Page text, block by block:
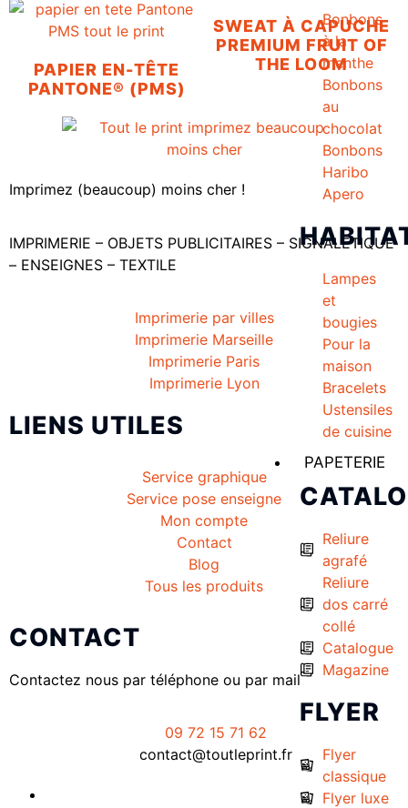
Bonbons
à la
menthe
Bonbons
au
chocolat
Bonbons
Haribo
Apero
Lampes
et
bougies
Pour la
maison
Bracelets
Ustensiles
de cuisine
PAPETERIE
Reliure
agrafé
Reliure
dos carré
collé
Catalogue
Magazine
FLYER
Flyer
classique
Flyer luxe
PAPIER EN-TÊTE
PANTONE® (PMS)
SWEAT À CAPUCHE
PREMIUM FRUIT OF
THE LOOM
Imprimez (beaucoup) moins cher !
IMPRIMERIE – OBJETS PUBLICITAIRES – SIGNALETIQUE
– ENSEIGNES – TEXTILE
Imprimerie par villes
Imprimerie Marseille
Imprimerie Paris
Imprimerie Lyon
LIENS UTILES
Service graphique
Service pose enseigne
Mon compte
Contact
Blog
Tous les produits
CONTACT
Contactez nous par téléphone ou par mail
09 72 15 71 62
contact@toutleprint.fr